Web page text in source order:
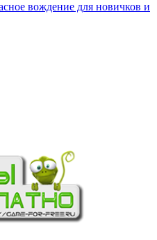
вождение для новичков и